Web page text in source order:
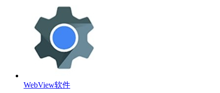
WebView软件